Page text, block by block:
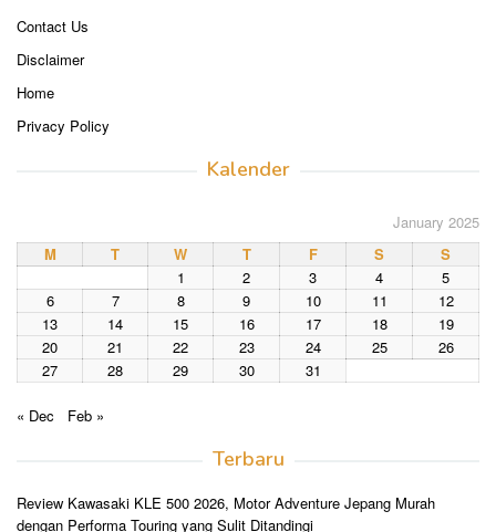
Contact Us
Disclaimer
Home
Privacy Policy
Kalender
January 2025
M
T W T F S
S
1
2 3 4
5
6
7 8 9 10 11
12
13
14 15 16 17 18
19
20
21 22 23 24 25
26
27
28 29 30 31
« Dec Feb »
Terbaru
Review Kawasaki KLE 500 2026, Motor Adventure Jepang Murah
dengan Performa Touring yang Sulit Ditandingi